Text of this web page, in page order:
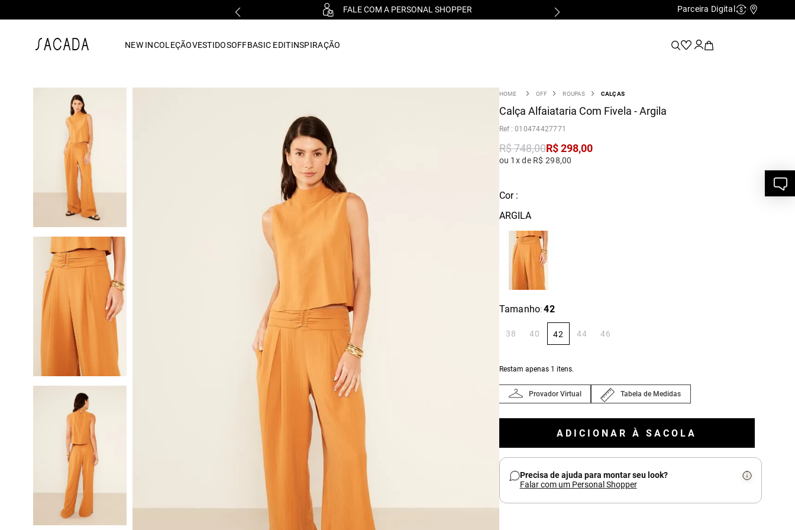
FALE COM A PERSONAL SHOPPER Parceira Digital Cashback
NEW INCOLEÇÃOVESTIDOSOFFBASIC EDITINSPIRAÇÃO
OFF ROUPAS CALÇAS
Calça Alfaiataria Com Fivela - Argila
:010474427771
R$748,00R$ 298,00
ou 1x de R$ 298,00
Cor :
ARGILA
Tamanho: 42
38 40 42 44 46
Restam apenas 1 itens.
Provador Virtual Tabela de Medidas
ADICIONAR À SACOLA
Precisa de ajuda para montar seu look?
Falar com um Personal Shopper
vestido midi